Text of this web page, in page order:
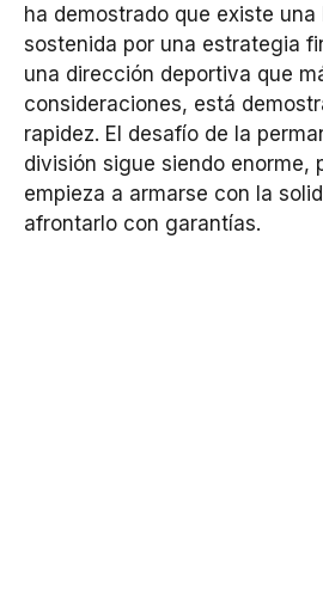
ha demostrado que existe
sostenida por una estrategia
una dirección deportiva que
consideraciones, está
rapidez. El desafío de la
división sigue siendo enorme,
empieza a armarse con la
afrontarlo con garantías.